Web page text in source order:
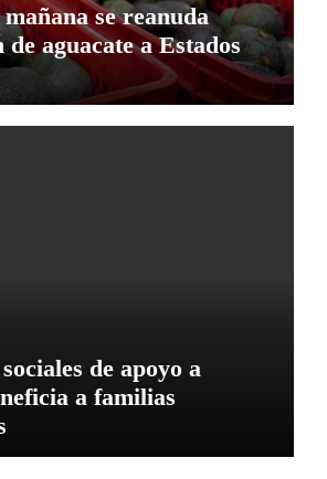
se reanuda
aguacate a Estados
de apoyo a
a familias